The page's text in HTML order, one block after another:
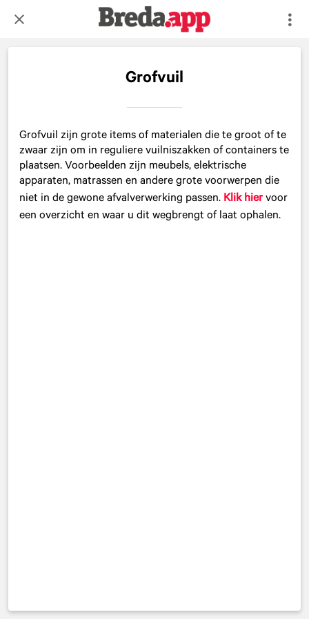
Grofvuil
Grofvuil zijn grote items of materialen die te groot of te
zwaar zijn om in reguliere vuilniszakken of containers te
plaatsen. Voorbeelden zijn meubels, elektrische
apparaten, matrassen en andere grote voorwerpen die
niet in de gewone afvalverwerking passen. Klik hier voor
een overzicht en waar u dit wegbrengt of laat ophalen.